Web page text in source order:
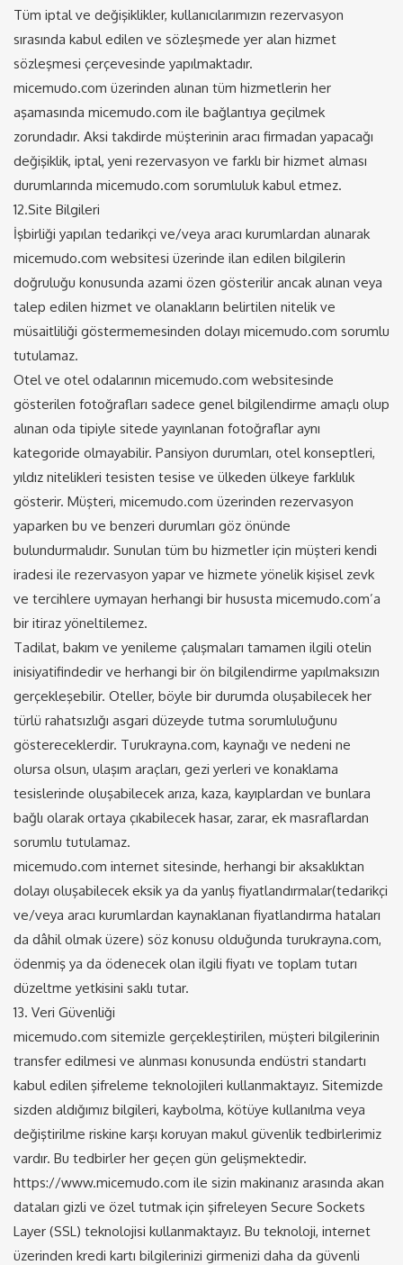
Tüm iptal ve değişiklikler, kullanıcılarımızın rezervasyon
sırasında kabul edilen ve sözleşmede yer alan hizmet
sözleşmesi çerçevesinde yapılmaktadır.
micemudo.com üzerinden alınan tüm hizmetlerin her
aşamasında micemudo.com ile bağlantıya geçilmek
zorundadır. Aksi takdirde müşterinin aracı firmadan yapacağı
değişiklik, iptal, yeni rezervasyon ve farklı bir hizmet alması
durumlarında micemudo.com sorumluluk kabul etmez.
12.Site Bilgileri
İşbirliği yapılan tedarikçi ve/veya aracı kurumlardan alınarak
micemudo.com websitesi üzerinde ilan edilen bilgilerin
doğruluğu konusunda azami özen gösterilir ancak alınan veya
talep edilen hizmet ve olanakların belirtilen nitelik ve
müsaitliliği göstermemesinden dolayı micemudo.com sorumlu
tutulamaz.
Otel ve otel odalarının micemudo.com websitesinde
gösterilen fotoğrafları sadece genel bilgilendirme amaçlı olup
alınan oda tipiyle sitede yayınlanan fotoğraflar aynı
kategoride olmayabilir. Pansiyon durumları, otel konseptleri,
yıldız nitelikleri tesisten tesise ve ülkeden ülkeye farklılık
gösterir. Müşteri, micemudo.com üzerinden rezervasyon
yaparken bu ve benzeri durumları göz önünde
bulundurmalıdır. Sunulan tüm bu hizmetler için müşteri kendi
iradesi ile rezervasyon yapar ve hizmete yönelik kişisel zevk
ve tercihlere uymayan herhangi bir hususta micemudo.com’a
bir itiraz yöneltilemez.
Tadilat, bakım ve yenileme çalışmaları tamamen ilgili otelin
inisiyatifindedir ve herhangi bir ön bilgilendirme yapılmaksızın
gerçekleşebilir. Oteller, böyle bir durumda oluşabilecek her
türlü rahatsızlığı asgari düzeyde tutma sorumluluğunu
göstereceklerdir. Turukrayna.com, kaynağı ve nedeni ne
olursa olsun, ulaşım araçları, gezi yerleri ve konaklama
tesislerinde oluşabilecek arıza, kaza, kayıplardan ve bunlara
bağlı olarak ortaya çıkabilecek hasar, zarar, ek masraflardan
sorumlu tutulamaz.
micemudo.com internet sitesinde, herhangi bir aksaklıktan
dolayı oluşabilecek eksik ya da yanlış fiyatlandırmalar(tedarikçi
ve/veya aracı kurumlardan kaynaklanan fiyatlandırma hataları
da dâhil olmak üzere) söz konusu olduğunda turukrayna.com,
ödenmiş ya da ödenecek olan ilgili fiyatı ve toplam tutarı
düzeltme yetkisini saklı tutar.
13. Veri Güvenliği
micemudo.com sitemizle gerçekleştirilen, müşteri bilgilerinin
transfer edilmesi ve alınması konusunda endüstri standartı
kabul edilen şifreleme teknolojileri kullanmaktayız. Sitemizde
sizden aldığımız bilgileri, kaybolma, kötüye kullanılma veya
değiştirilme riskine karşı koruyan makul güvenlik tedbirlerimiz
vardır. Bu tedbirler her geçen gün gelişmektedir.
https://www.micemudo.com ile sizin makinanız arasında akan
dataları gizli ve özel tutmak için şifreleyen Secure Sockets
Layer (SSL) teknolojisi kullanmaktayız. Bu teknoloji, internet
üzerinden kredi kartı bilgilerinizi girmenizi daha da güvenli